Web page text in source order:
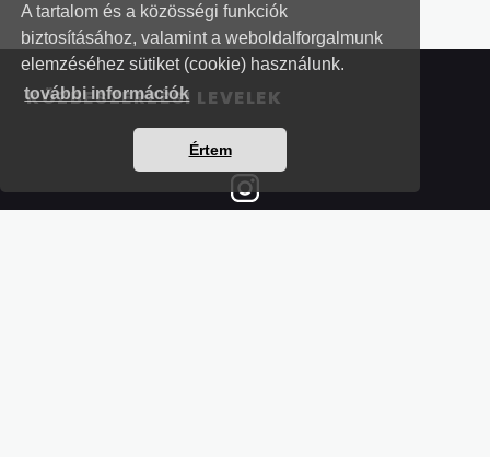
A tartalom és a közösségi funkciók
biztosításához, valamint a weboldalforgalmunk
elemzéséhez sütiket (cookie) használunk.
további információk
Értem
KÖZBESZERZÉSI LEVELEK